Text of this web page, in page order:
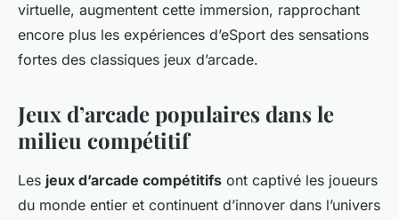
virtuelle, augmentent cette immersion, rapprochant
encore plus les expériences d’eSport des sensations
fortes des classiques jeux d’arcade.
Jeux d’arcade populaires dans le
milieu compétitif
Les jeux d’arcade compétitifs ont captivé les joueurs
du monde entier et continuent d’innover dans l’univers